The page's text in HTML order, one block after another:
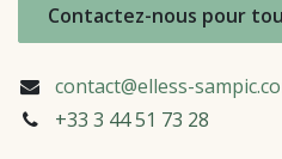
Contactez-nous pour
contact@elless-
+33 3 44 51 73 28